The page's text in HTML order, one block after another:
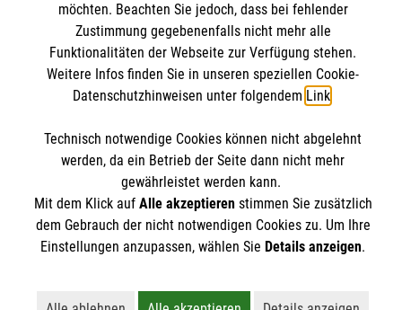
Malteser International
Mediathek
Spendenkonto
Empfänger: Malteser Hilfsdienst e.V.
BIC: GENODED1PA7
Der Malteser Hilfsdienst e.V. ist als eingetragene
gemeinnützige Organisation von der Körperschaft- und
Gewerbesteuer befreit.
möchten. Beachten Sie jedoch, dass bei fehlender
Zustimmung gegebenenfalls nicht mehr alle
Funktionalitäten der Webseite zur Verfügung stehen.
Weitere Infos finden Sie in unseren speziellen Cookie-
Datenschutzhinweisen unter folgendem Link.
Technisch notwendige Cookies können nicht abgelehnt
werden, da ein Betrieb der Seite dann nicht mehr
gewährleistet werden kann.
Mit dem Klick auf Alle akzeptierenstimmen Sie zusätzlich
dem Gebrauch der nicht notwendigen Cookies zu. Um Ihre
Einstellungen anzupassen, wählen Sie Details anzeigen.